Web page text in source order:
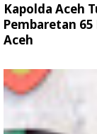
Kapolda Aceh
Pembaretan
Aceh